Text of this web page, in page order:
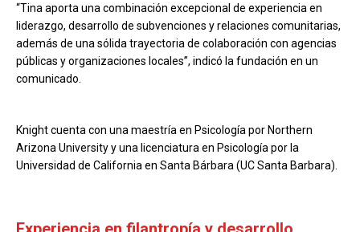
“Tina aporta una combinación excepcional de experiencia en
liderazgo, desarrollo de subvenciones y relaciones comunitarias,
además de una sólida trayectoria de colaboración con agencias
públicas y organizaciones locales”, indicó la fundación en un
comunicado.
Knight cuenta con una maestría en Psicología por Northern
Arizona University y una licenciatura en Psicología por la
Universidad de California en Santa Bárbara (UC Santa Barbara).